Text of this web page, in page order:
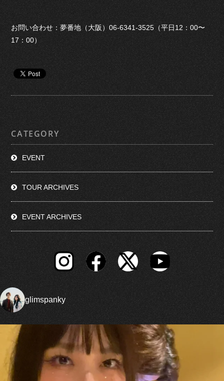
お問い合わせ：夢番地（大阪）06-6341-3525（平日12：00〜
17：00）
CATEGORY
EVENT
TOUR ARCHIVES
EVENT ARCHIVES
glimspanky